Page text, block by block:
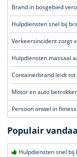
Brand in bosgebied
Hulpdiensten snel bij
Verkeersincident zorgt
Hulpdiensten massaal
Containerbrand leidt
Motor en auto
Persoon onwel in
Populair
Hulpdiensten snel bij